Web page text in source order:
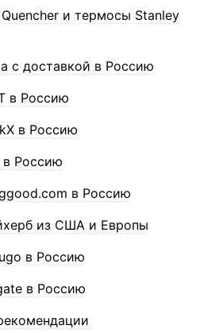
и термосы Stanley
с доставкой в Россию
в Россию
в Россию
в Россию
в Россию
из США и Европы
в Россию
в Россию